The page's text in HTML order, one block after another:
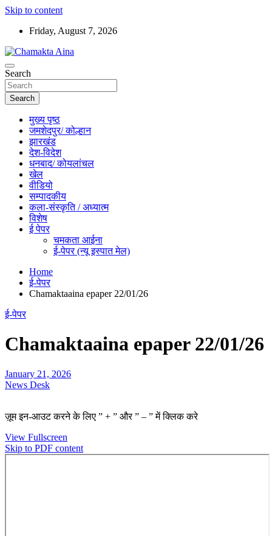
Skip to content
Friday, August 7, 2026
Chamakta Aina
Hindi News Paper – Jharkhand
Search
Search
मुख्य पृष्ठ
जमशेदपुर/ कोल्हान
झारखंड
देश-विदेश
धनबाद/ कोयलांचल
खेल
वीडियो
सम्पादकीय
कला-संस्कृति / अध्यात्म
विशेष
ई पेपर
चमकता आईना
ई-पेपर (न्यू इस्पात मेल)
Home
ई-पेपर
Chamaktaaina epaper 22/01/26
ई-पेपर
Chamaktaaina epaper 22/01/26
January 21, 2026
News Desk
ज़ूम इन-आउट करने के लिए ” + ” और ” – ” में क्लिक करे
View Fullscreen
Skip to PDF content